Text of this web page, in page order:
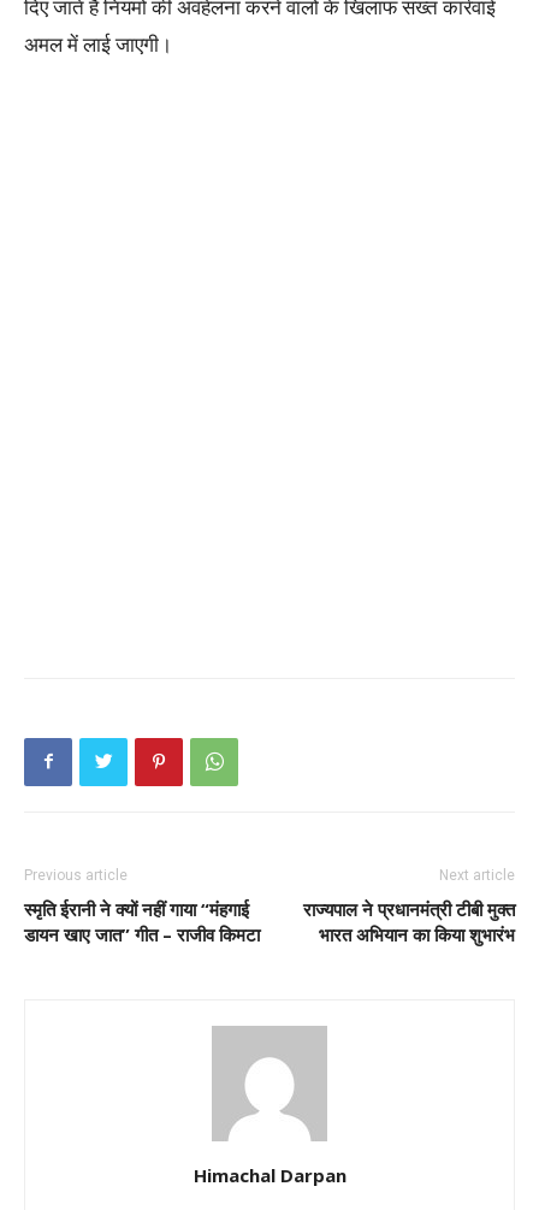
दिए जाते हैं नियमों की अवहेलना करने वालों के खिलाफ सख्त कार्रवाई
अमल में लाई जाएगी।
Previous article
स्मृति ईरानी ने क्यों नहीं गाया “मंहगाई
डायन खाए जात” गीत – राजीव किमटा
Next article
राज्यपाल ने प्रधानमंत्री टीबी मुक्त
भारत अभियान का किया शुभारंभ
Himachal Darpan